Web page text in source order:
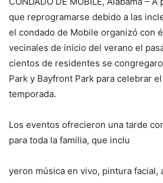
que reprogramarse debido a las
el condado de Mobile organizó con
vecinales de inicio del verano el
cientos de residentes se
Park y Bayfront Park para celebrar
temporada.
Los eventos ofrecieron una tarde
para toda la familia, que inclu
yeron música en vivo, pintura facial,